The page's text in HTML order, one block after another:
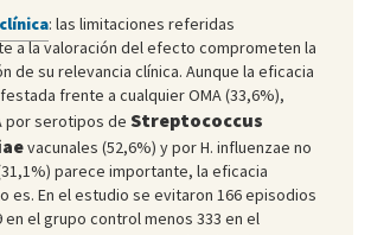
: las limitaciones referidas
a la valoración del efecto comprometen la
de su relevancia clínica. Aunque la eficacia
frente a cualquier OMA (33,6%),
por serotipos de Streptococcus
vacunales (52,6%) y por H. influenzae no
parece importante, la eficacia
es. En el estudio se evitaron 166 episodios
el grupo control menos 333 en el